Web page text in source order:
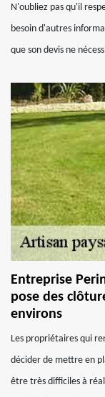
N'oubliez pas qu'il
besoin d'autres
que son devis ne
Entreprise
pose des
environs
Les propriétaires qui
décider de mettre en
être très difficiles à